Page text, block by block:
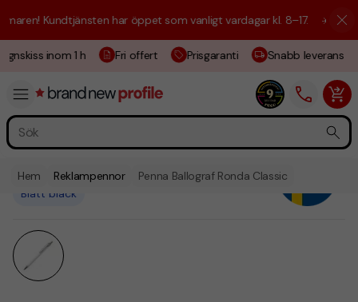
Kundtjänsten har öppet som vanligt vardagar kl. 8–17. ☀️ Vi är
inom 1 h Fri offert Prisgaranti Snabb leverans
Hem Reklampennor Penna Ballograf Ronda Classic
Blått bläck